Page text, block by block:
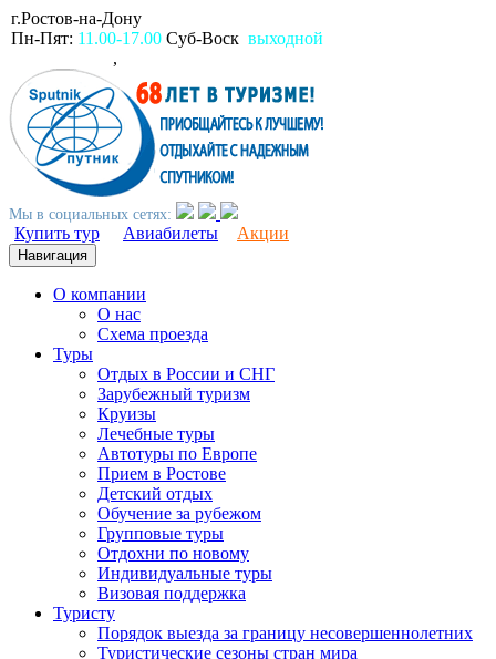
г.Ростов-на-Дону
Пн-Пят: 11.00-17.00 Суб-Воск выходной
,
Мы в социальных сетях:
Купить тур Авиабилеты Акции
Навигация
О компании
О нас
Схема проезда
Туры
Отдых в России и СНГ
Зарубежный туризм
Круизы
Лечебные туры
Автотуры по Европе
Прием в Ростове
Детский отдых
Обучение за рубежом
Групповые туры
Отдохни по новому
Индивидуальные туры
Визовая поддержка
Туристу
Порядок выезда за границу несовершеннолетних
Туристические сезоны стран мира